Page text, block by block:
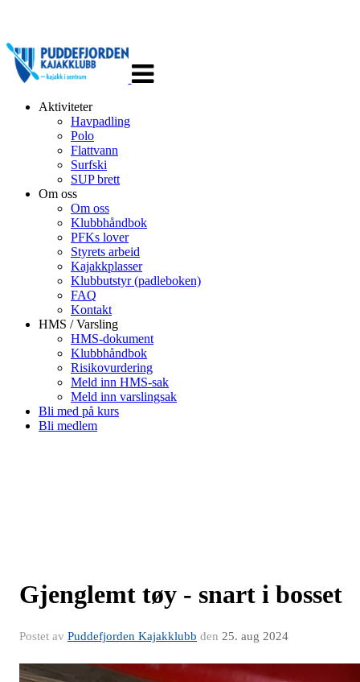
navigasjon
Aktiviteter
Havpadling
Polo
Flattvann
Surfski
SUP brett
Om oss
Om oss
Klubbhåndbok
PFKs lover
Styrets arbeid
Kajakkplasser
Klubbutstyr (padleboken)
FAQ
Kontakt
HMS / Varsling
HMS-dokument
Klubbhåndbok
Risikovurdering
Meld inn HMS-sak
Meld inn varslingsak
Bli med på kurs
Bli medlem
Gjenglemt tøy - snart i bosset
Postet av Puddefjorden Kajakklubb den 25. aug 2024